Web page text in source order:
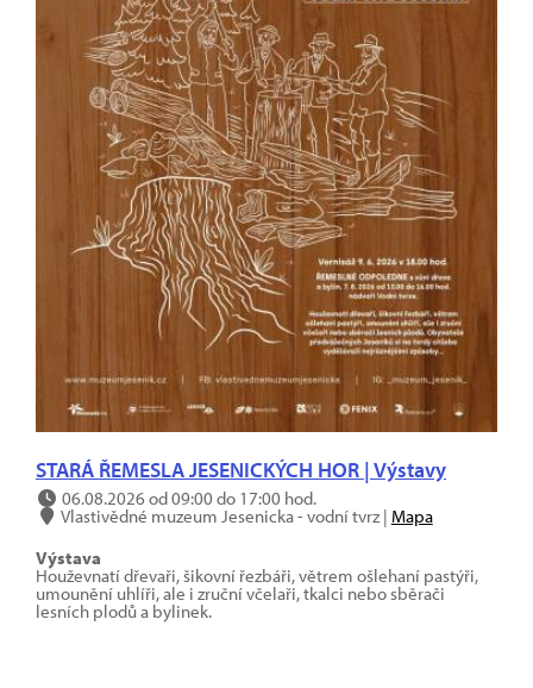
STARÁ ŘEMESLA JESENICKÝCH HOR | Výstavy
06.08.2026 od 09:00 do 17:00 hod.
Vlastivědné muzeum Jesenicka - vodní tvrz | Mapa
Výstava
Houževnatí dřevaři, šikovní řezbáři, větrem ošlehaní pastýři,
umounění uhlíři, ale i zruční včelaři, tkalci nebo sběrači
lesních plodů a bylinek.